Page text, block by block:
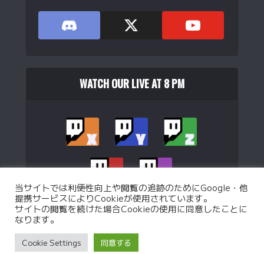
WATCH OUR LIVE AT 8 PM
Privacy Policy Custom battle Policy
当サイトでは利便性向上や閲覧の追跡のためにGoogle・他
提携サービスによりCookieが使用されています。
サイトの閲覧を続けた場合Cookieの使用に同意したことに
なります。
Cookie Settings 同意する